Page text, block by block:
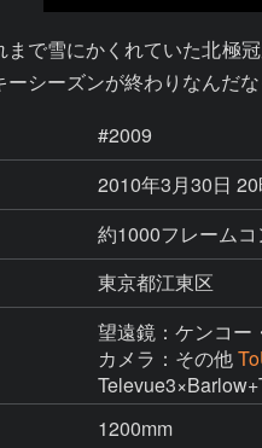
で雪にかくれていた北極
シーズンが終わりなんだ
#2009
2010年3月30日
約1000フレームコ
東京都江東区
望遠鏡：ケンコー
カメラ：その他
1200mm